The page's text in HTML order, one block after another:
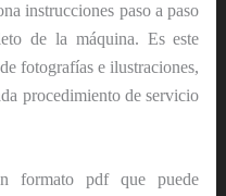
instrucciones paso a paso
de la máquina. Es este
fotografías e ilustraciones,
procedimiento de servicio
formato pdf que puede